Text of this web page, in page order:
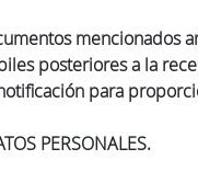
mencionados
posteriores a la
para
PERSONALES.